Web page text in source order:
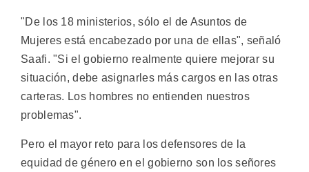
"De los 18 ministerios, sólo el de Asuntos de
Mujeres está encabezado por una de ellas", señaló
Saafi. "Si el gobierno realmente quiere mejorar su
situación, debe asignarles más cargos en las otras
carteras. Los hombres no entienden nuestros
problemas".
Pero el mayor reto para los defensores de la
equidad de género en el gobierno son los señores